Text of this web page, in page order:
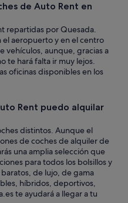
de Auto Rent en
repartidas por Quesada.
el aeropuerto y en el centro
vehículos, aunque, gracias a
te hará falta ir muy lejos.
oficinas disponibles en los
Rent puedo alquilar
distintos. Aunque el
de coches de alquiler de
una amplia selección que
para todos los bolsillos y
de lujo, de gama
híbridos, deportivos,
te ayudará a llegar a tu